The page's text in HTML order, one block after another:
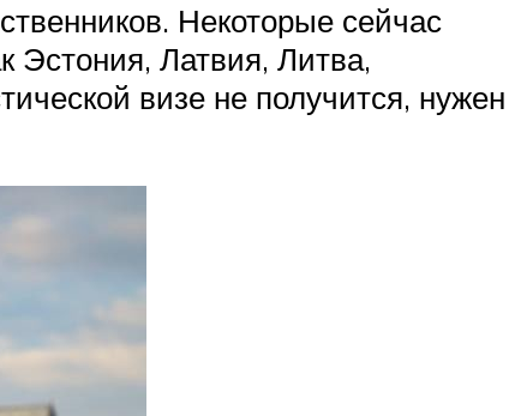
Некоторые сейчас
Эстония, Латвия, Литва,
визе не получится, нужен